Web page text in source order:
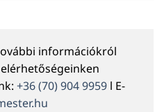
információkról
+36 (70) 904 9959 l E-